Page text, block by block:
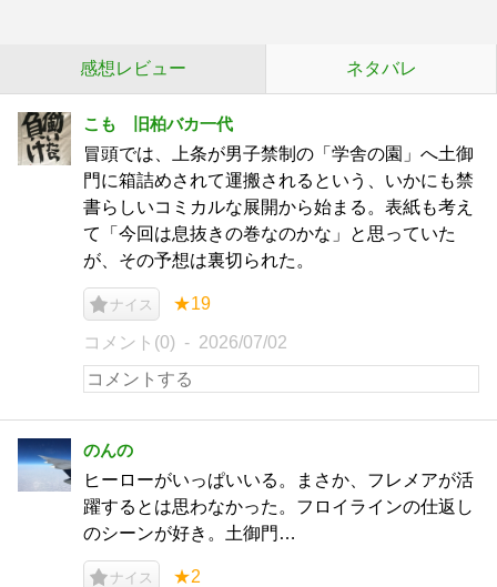
感想レビュー ネタバレ
こも 旧柏バカ一代
冒頭では、上条が男子禁制の「学舎の園」へ土御
門に箱詰めされて運搬されるという、いかにも禁
書らしいコミカルな展開から始まる。表紙も考え
て「今回は息抜きの巻なのかな」と思っていた
が、その予想は裏切られた。
ナイス ★19
コメント(0) 2026/07/02
のんの
ヒーローがいっぱいいる。まさか、フレメアが活
躍するとは思わなかった。フロイラインの仕返し
のシーンが好き。土御門…
ナイス ★2